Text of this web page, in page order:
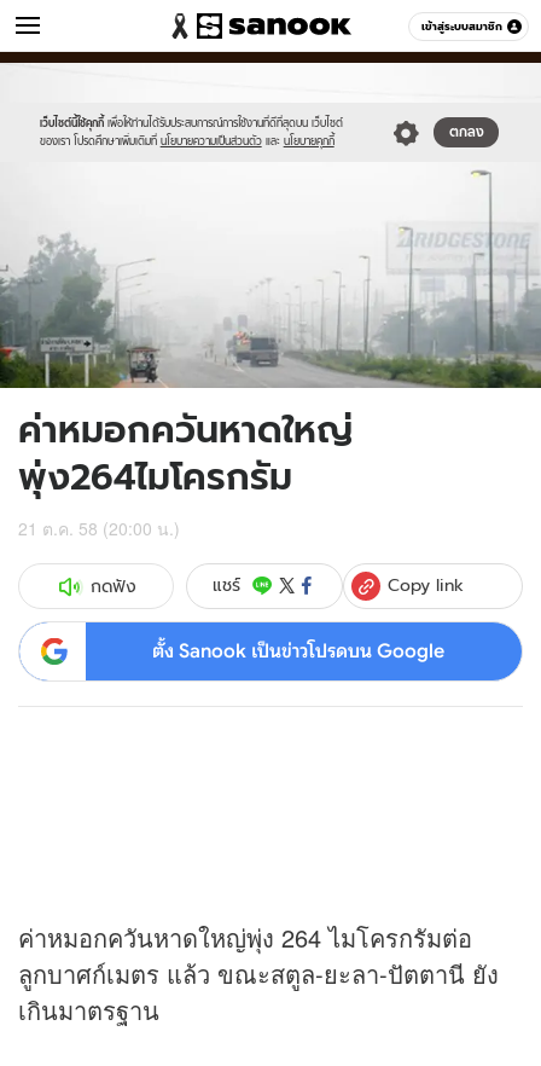
เข้าสู่ระบบสมาชิก
ข่าว หมวดอื่นๆ
เว็บไซต์นี้ใช้คุกกี้ เพื่อให้ท่านได้รับประสบการณ์การใช้งานที่ดีที่สุดบน เว็บไซต์
ของเรา โปรดศึกษาเพิ่มเติมที่ นโยบายความเป็นส่วนตัว และ นโยบายคุกกี้
ตกลง
sanook.png
ค่าหมอกควันหาดใหญ่
พุ่ง264ไมโครกรัม
21 ต.ค. 58 (20:00 น.)
กดฟัง แชร์ Copy link
ตั้ง Sanook เป็นข่าวโปรดบน Google
ค่าหมอกควันหาดใหญ่พุ่ง 264 ไมโครกรัมต่อ
ลูกบาศก์เมตร แล้ว ขณะสตูล-ยะลา-ปัตตานี ยัง
เกินมาตรฐาน